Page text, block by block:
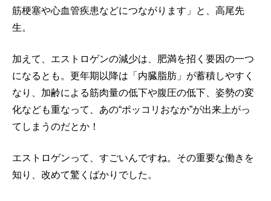
筋梗塞や心血管疾患などにつながります」と、高尾先
生。
加えて、エストロゲンの減少は、肥満を招く要因の一つ
になるとも。更年期以降は「内臓脂肪」が蓄積しやすく
なり、加齢による筋肉量の低下や腹圧の低下、姿勢の変
化なども重なって、あの“ポッコリおなか”が出来上がっ
てしまうのだとか！
エストロゲンって、すごいんですね。その重要な働きを
知り、改めて驚くばかりでした。